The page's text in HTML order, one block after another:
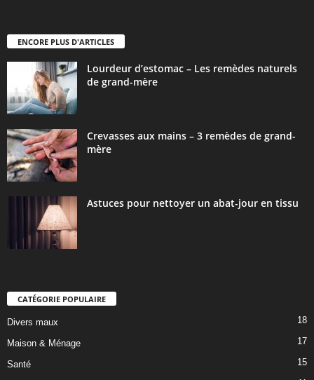
ENCORE PLUS D'ARTICLES
Lourdeur d’estomac – Les remèdes naturels
de grand-mère
Crevasses aux mains – 3 remèdes de grand-
mère
Astuces pour nettoyer un abat-jour en tissu
CATÉGORIE POPULAIRE
Divers maux 18
Maison & Ménage 17
Santé 15